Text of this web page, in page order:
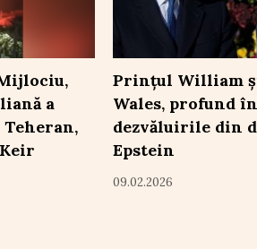
a
Prințul William
Wales, profund
dezvăluirile din
Epstein
09.02.2026